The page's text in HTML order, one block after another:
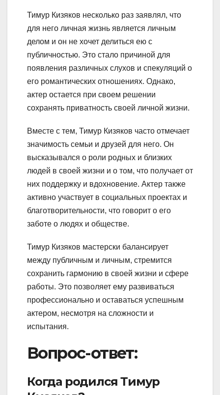
Тимур Кизяков несколько раз заявлял, что
для него личная жизнь является личным
делом и он не хочет делиться ею с
публичностью. Это стало причиной для
появления различных слухов и спекуляций о
его романтических отношениях. Однако,
актер остается при своем решении
сохранять приватность своей личной жизни.
Вместе с тем, Тимур Кизяков часто отмечает
значимость семьи и друзей для него. Он
высказывался о роли родных и близких
людей в своей жизни и о том, что получает от
них поддержку и вдохновение. Актер также
активно участвует в социальных проектах и
благотворительности, что говорит о его
заботе о людях и обществе.
Тимур Кизяков мастерски балансирует
между публичным и личным, стремится
сохранить гармонию в своей жизни и сфере
работы. Это позволяет ему развиваться
профессионально и оставаться успешным
актером, несмотря на сложности и
испытания.
Вопрос-ответ:
Когда родился Тимур